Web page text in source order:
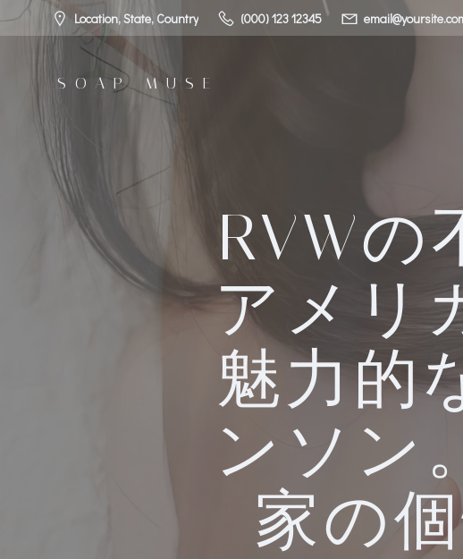
Location, State, Country (000) 123 12345
SOAP MUSE
RVW
アメリ
魅力的
ンソン
家の